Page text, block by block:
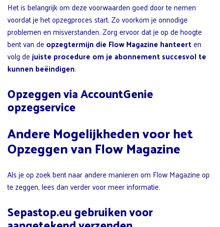
Het is belangrijk om deze voorwaarden goed door te nemen
voordat je het opzegproces start. Zo voorkom je onnodige
problemen en misverstanden. Zorg ervoor dat je op de hoogte
bent van deopzegtermijn die Flow Magazine hanteerten
volg dejuiste procedure om je abonnement succesvol te
kunnen beëindigen.
Opzeggen via AccountGenie
opzegservice
Andere Mogelijkheden voor het
Opzeggen van Flow Magazine
Als je op zoek bent naar andere manieren om Flow Magazine op
te zeggen, lees dan verder voor meer informatie.
Sepastop.eu gebruiken voor